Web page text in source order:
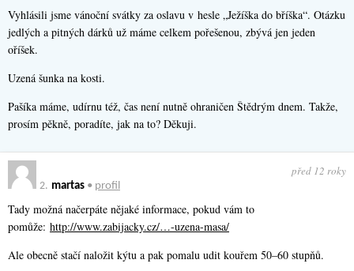
Vyhlásili jsme vánoční svátky za oslavu v hesle „Ježíška do bříška“. Otázku
jedlých a pitných dárků už máme celkem pořešenou, zbývá jen jeden
oříšek.
Uzená šunka na kosti.
Pašíka máme, udírnu též, čas není nutně ohraničen Štědrým dnem. Takže,
prosím pěkně, poradíte, jak na to? Děkuji.
2. martas • profil
před 12 roky
Tady možná načerpáte nějaké informace, pokud vám to
pomůže: http://www.zabijacky.cz/…-uzena-masa/
Ale obecně stačí naložit kýtu a pak pomalu udit kouřem 50–60 stupňů.